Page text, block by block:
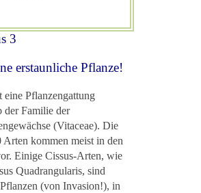
erstaunliche Pflanze!
eine Pflanzengattung
der Familie der
(Vitaceae). Die
Arten kommen meist in den
Einige Cissus-Arten, wie
Quadrangularis, sind
(von Invasion!), in